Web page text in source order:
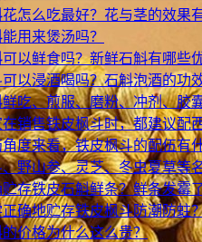
花怎么吃最好？花与茎的效果
用来煲汤吗？
可以鲜食吗？新鲜石斛有哪些
可以浸酒喝吗？石斛泡酒的功
鲜吃、煎服、磨粉、冲剂、胶
在销售铁皮枫斗时，都建议配
角度来看，铁皮枫斗的配伍有
、野山参、灵芝、冬虫夏草等
贮存铁皮石斛鲜条？鲜条发霉
正确地贮存铁皮枫斗防潮防蛀
价格为什么这么贵？